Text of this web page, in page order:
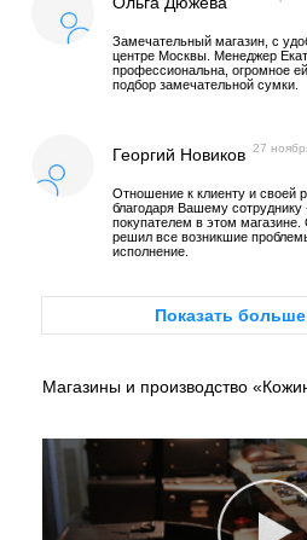
Замечательный магазин, с
центре Москвы. Менеджер
профессиональна, огромное
подбор замечательной сумки.
Георгий Новиков 27
Отношение к клиенту и своей
благодаря Вашему сотруднику
покупателем в этом
решил все возникшие
исполнение.
Показать
Магазины и производство